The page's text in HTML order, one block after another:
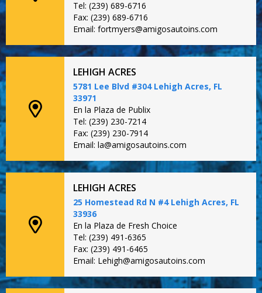
Tel: (239) 689-6716
Fax: (239) 689-6716
Email: fortmyers@amigosautoins.com
LEHIGH ACRES
5781 Lee Blvd #304 Lehigh Acres, FL
33971
En la Plaza de Publix
Tel: (239) 230-7214
Fax: (239) 230-7914
Email: la@amigosautoins.com
LEHIGH ACRES
25 Homestead Rd N #4 Lehigh Acres, FL
33936
En la Plaza de Fresh Choice
Tel: (239) 491-6365
Fax: (239) 491-6465
Email: Lehigh@amigosautoins.com